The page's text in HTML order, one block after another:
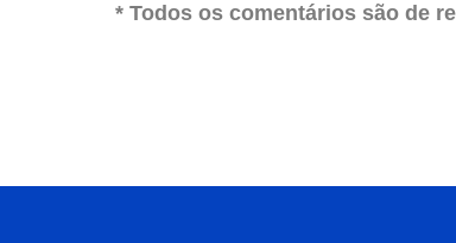
* Todos os comentários são de